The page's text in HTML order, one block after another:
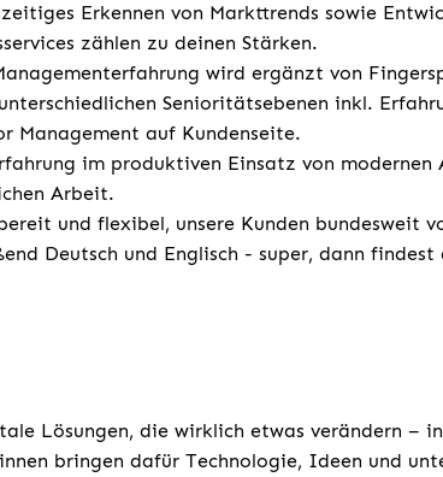
Erkennen von Markttrends sowie
zählen zu deinen Stärken.
wird ergänzt von
Senioritätsebenen inkl.
Management auf Kundenseite.
im produktiven Einsatz von modernen
Arbeit.
und flexibel, unsere Kunden bundesweit
Deutsch und Englisch - super, dann
Lösungen, die wirklich etwas verändern –
bringen dafür Technologie, Ideen und